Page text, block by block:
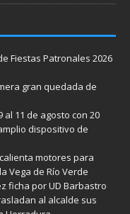
Fiestas Patronales 2026
gran quedada de
al 11 de agosto con 20
dispositivo de
motores para
Vega de Río Verde
ficha por UD Barbastro
al alcalde sus